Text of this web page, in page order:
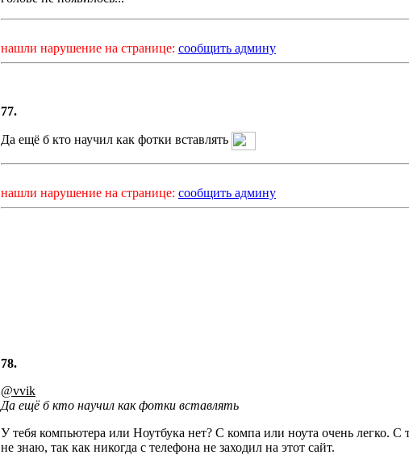
нашли нарушение на странице: сообщить админу
77.
Да ещё б кто научил как фотки вставлять
нашли нарушение на странице: сообщить админу
78.
@vvik
Да ещё б кто научил как фотки вставлять
У тебя компьютера или Ноутбука нет? С компа или ноута очень легко. С
не знаю, так как никогда с телефона не заходил на этот сайт.